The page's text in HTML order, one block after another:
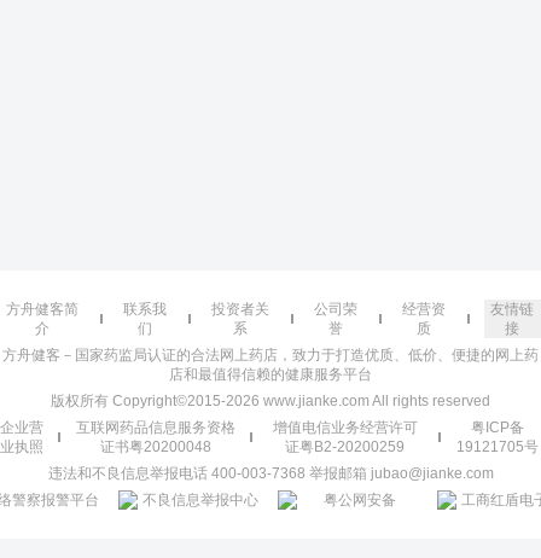
方舟健客简
介
联系我
们
投资者关
系
公司荣
誉
经营资
质
友情链
接
方舟健客－国家药监局认证的合法网上药店，致力于打造优质、低价、便捷的网上药
店和最值得信赖的健康服务平台
版权所有 Copyright©2015-2026 www.jianke.com All rights reserved
企业营
业执照
互联网药品信息服务资格
证书粤20200048
增值电信业务经营许可
证粤B2-20200259
粤ICP备
19121705号
违法和不良信息举报电话 400-003-7368 举报邮箱 jubao@jianke.com